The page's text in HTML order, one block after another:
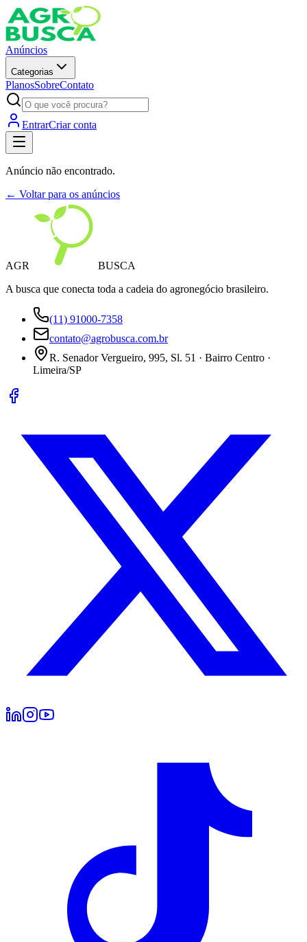
Anúncios
Categorias
PlanosSobreContato
EntrarCriar conta
Anúncio não encontrado.
← Voltar para os anúncios
AGR
BUSCA
A busca que conecta toda a cadeia do agronegócio brasileiro.
(11) 91000-7358
contato@agrobusca.com.br
R. Senador Vergueiro, 995, Sl. 51 · Bairro Centro ·
Limeira/SP